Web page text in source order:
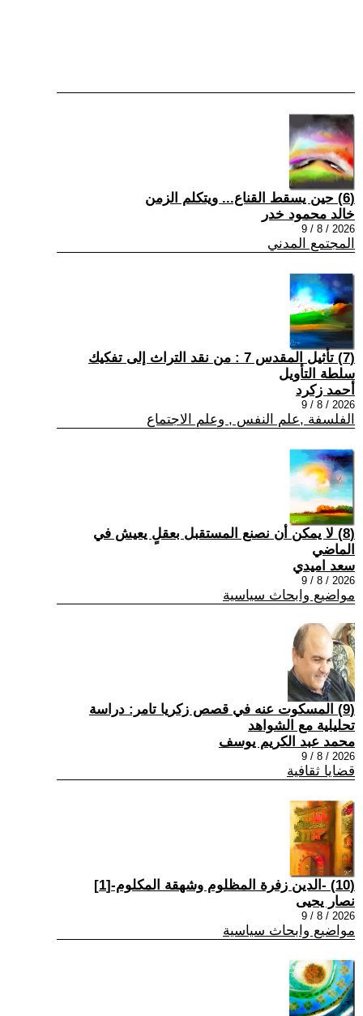
(6) حين يسقط القناع... ويتكلم الزمن
خالد محمود خدر
2026 / 8 / 9
المجتمع المدني
(7) تأثيل المقدس 7 : من نقد التراث إلى تفكيك
سلطة التأويل
أحمد زكرد
2026 / 8 / 9
الفلسفة ,علم النفس , وعلم الاجتماع
(8) لا يمكن أن نصنع المستقبل بعقلٍ يعيش في
الماضي
سعد اميدي
2026 / 8 / 9
مواضيع وابحاث سياسية
(9) المسكوت عنه في قصص زكريا تامر: دراسة
تحليلية مع الشواهد
محمد عبد الكريم يوسف
2026 / 8 / 9
قضايا ثقافية
(10) -الدين زفرة المظلوم وشهقة المكلوم-[1]
نصار يحيى
2026 / 8 / 9
مواضيع وابحاث سياسية